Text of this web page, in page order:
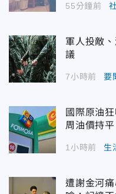
55分鐘前
軍人投敵
議
7小時前 要
國際原油
周油價持平
1小時前 生
遭謝金河